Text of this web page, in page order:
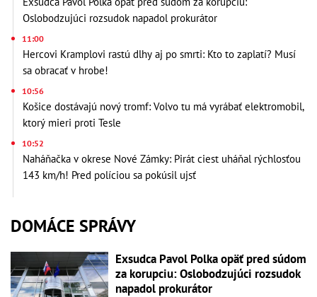
Oslobodzujúci rozsudok napadol prokurátor
11:00
Hercovi Kramplovi rastú dlhy aj po smrti: Kto to zaplatí? Musí
sa obracať v hrobe!
10:56
Košice dostávajú nový tromf: Volvo tu má vyrábať elektromobil,
ktorý mieri proti Tesle
10:52
Naháňačka v okrese Nové Zámky: Pirát ciest uháňal rýchlosťou
143 km/h! Pred políciou sa pokúsil ujsť
DOMÁCE SPRÁVY
Exsudca Pavol Polka opäť pred súdom
za korupciu: Oslobodzujúci rozsudok
napadol prokurátor